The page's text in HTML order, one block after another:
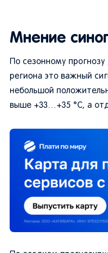
Мнение
По сезонному
региона это важный
небольшой
выше +33…+35 °C, а